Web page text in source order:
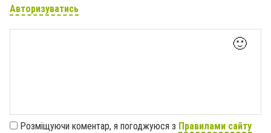
Авторизуватись
🙂
Розміщуючи коментар, я погоджуюся з Правилами сайту